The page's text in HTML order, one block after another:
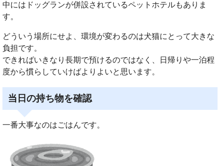
中にはドッグランが併設されているペットホテルもありま
す。
どういう場所にせよ、環境が変わるのは犬猫にとって大きな
負担です。
できればいきなり長期で預けるのではなく、日帰りや一泊程
度から慣らしていけばよりよいと思います。
当日の持ち物を確認
一番大事なのはごはんです。